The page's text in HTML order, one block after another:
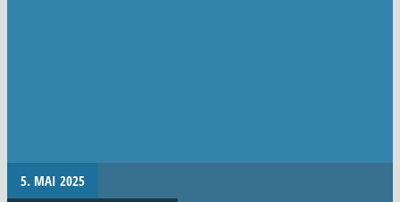
5. MAI 2025